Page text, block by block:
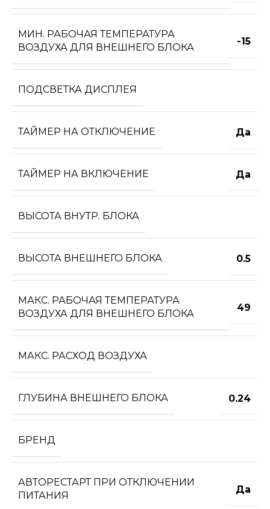
МИН. РАБОЧАЯ ТЕМПЕРАТУРА
ВОЗДУХА ДЛЯ ВНЕШНЕГО БЛОКА
-15
ПОДСВЕТКА ДИСПЛЕЯ
ТАЙМЕР НА ОТКЛЮЧЕНИЕ Да
ТАЙМЕР НА ВКЛЮЧЕНИЕ Да
ВЫСОТА ВНУТР. БЛОКА
ВЫСОТА ВНЕШНЕГО БЛОКА 0.5
МАКС. РАБОЧАЯ ТЕМПЕРАТУРА
ВОЗДУХА ДЛЯ ВНЕШНЕГО БЛОКА
49
МАКС. РАСХОД ВОЗДУХА
ГЛУБИНА ВНЕШНЕГО БЛОКА 0.24
БРЕНД
АВТОРЕСТАРТ ПРИ ОТКЛЮЧЕНИИ
ПИТАНИЯ
Да